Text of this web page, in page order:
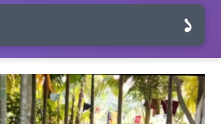
১